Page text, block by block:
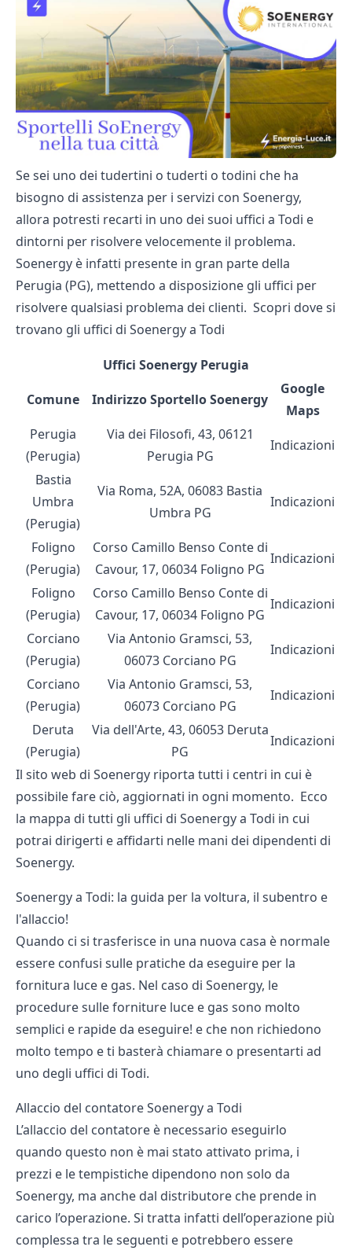
Se sei uno dei tudertini o tuderti o todini che ha
bisogno di assistenza per i servizi con Soenergy,
allora potresti recarti in uno dei suoi uffici a Todi e
dintorni per risolvere velocemente il problema.
Soenergy è infatti presente in gran parte della
Perugia (PG), mettendo a disposizione gli uffici per
risolvere qualsiasi problema dei clienti. Scopri dove si
trovano gli uffici di Soenergy a Todi
Uffici Soenergy Perugia
Comune
Indirizzo Sportello Soenergy
Google
Maps
Perugia
(Perugia)
Via dei Filosofi, 43, 06121
Perugia PG
Indicazioni
Bastia
Umbra
(Perugia)
Via Roma, 52A, 06083 Bastia
Umbra PG
Indicazioni
Foligno
(Perugia)
Corso Camillo Benso Conte di
Cavour, 17, 06034 Foligno PG
Indicazioni
Foligno
(Perugia)
Corso Camillo Benso Conte di
Cavour, 17, 06034 Foligno PG
Indicazioni
Corciano
(Perugia)
Via Antonio Gramsci, 53,
06073 Corciano PG
Indicazioni
Corciano
(Perugia)
Via Antonio Gramsci, 53,
06073 Corciano PG
Indicazioni
Deruta
(Perugia)
Via dell'Arte, 43, 06053 Deruta
PG
Indicazioni
Il sito web di Soenergy riporta tutti i centri in cui è
possibile fare ciò, aggiornati in ogni momento. Ecco
la mappa di tutti gli uffici di Soenergya Todi in cui
potrai dirigerti e affidarti nelle mani dei dipendenti di
Soenergy.
Soenergy a Todi: la guida per la voltura, il subentro e
l'allaccio!
Quando ci si trasferisce in una nuova casa è normale
essere confusi sulle pratiche da eseguire per la
fornitura luce e gas. Nel caso di Soenergy, le
procedure sulle forniture luce e gas sono molto
semplici e rapide da eseguire! e che non richiedono
molto tempo e ti basterà chiamare o presentarti ad
uno degli uffici di Todi.
Allaccio del contatore Soenergy a Todi
L’allaccio del contatore è necessario eseguirlo
quando questo non è mai stato attivato prima, i
prezzi e le tempistiche dipendono non solo da
Soenergy, ma anche dal distributore che prende in
carico l’operazione. Si tratta infatti dell’operazione più
complessa tra le seguenti e potrebbero essere